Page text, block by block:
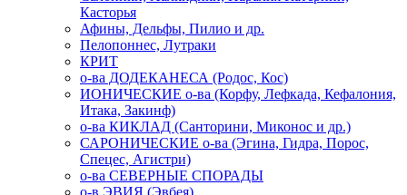
Касторья
Афины, Дельфы, Пилио и др.
Пелопоннес, Лутраки
КРИТ
о-ва ДОДЕКАНЕСА (Родос, Кос)
ИОНИЧЕСКИЕ о-ва (Корфу, Лефкада, Кефалония,
Итака, Закинф)
о-ва КИКЛАД (Санторини, Миконос и др.)
САРОНИЧЕСКИЕ о-ва (Эгина, Гидра, Порос,
Спецес, Агистри)
о-ва СЕВЕРНЫЕ СПОРАДЫ
о-в ЭВИЯ (Эвбея)